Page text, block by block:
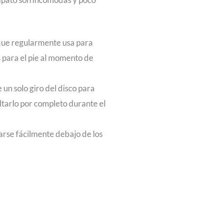
regularmente usa para
el pie al momento de
solo giro del disco para
por completo durante el
fácilmente debajo de los